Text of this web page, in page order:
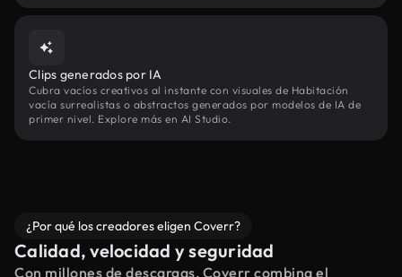
Clips generados por IA
Cubra vacíos creativos al instante con visuales de Habitación
vacía surrealistas o abstractos generados por modelos de IA de
primer nivel. Explore más en AI Studio.
¿Por qué los creadores eligen Coverr?
Calidad, velocidad y seguridad
Con millones de descargas, Coverr combina el